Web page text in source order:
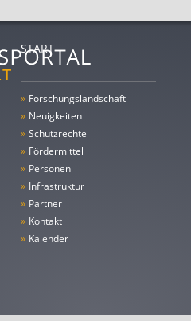
START
» Forschungs­landschaft
» Neuigkeiten
» Schutzrechte
» Fördermittel
» Personen
» Infrastruktur
» Partner
» Kontakt
» Kalender